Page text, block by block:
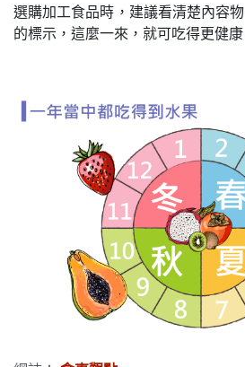
選購加工食品時，建議看清楚內容
的標示，這麼一來，就可吃得更健康